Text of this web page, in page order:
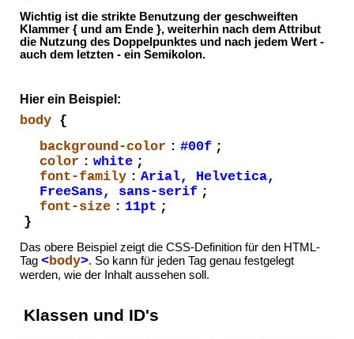
Wichtig ist die strikte Benutzung der geschweiften
Klammer { und am Ende }, weiterhin nach dem Attribut
die Nutzung des Doppelpunktes und nach jedem Wert -
auch dem letzten - ein Semikolon.
Hier ein Beispiel:
body {
background-color : #00f ;
color : white ;
font-family : Arial, Helvetica,
FreeSans, sans-serif ;
font-size : 11pt ;
}
Das obere Beispiel zeigt die CSS-Definition für den HTML-
Tag <body>. So kann für jeden Tag genau festgelegt
werden, wie der Inhalt aussehen soll.
Klassen und ID's